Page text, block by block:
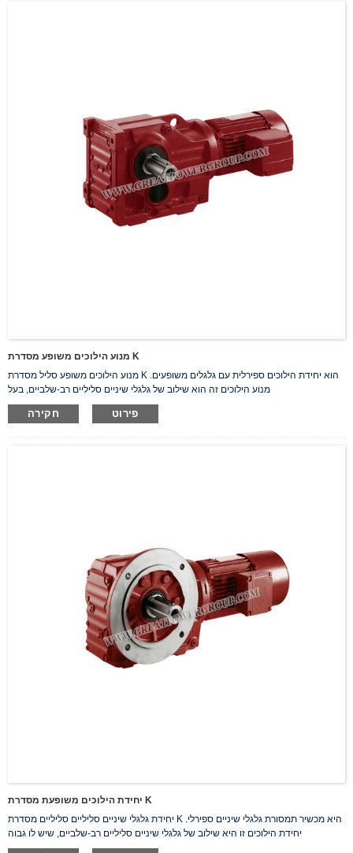
מנוע הילוכים משופע מסדרת K
מנוע הילוכים משופע סליל מסדרת K הוא יחידת הילוכים ספירלית עם גלגלים משופעים.
מנוע הילוכים זה הוא שילוב של גלגלי שיניים סליליים רב-שלביים, בעל
חקירה פירוט
יחידת הילוכים משופעת מסדרת K
יחידת גלגלי שיניים סליליים סליליים מסדרת K היא מכשיר תמסורת גלגלי שיניים ספירלי.
יחידת הילוכים זו היא שילוב של גלגלי שיניים סליליים רב-שלביים, שיש לו גבוה